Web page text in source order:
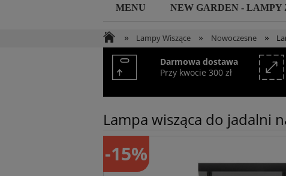
MENU NEW GARDEN - LAMPY
» Lampy Wiszące » Nowoczesne »
Darmowa dostawa
Przy kwocie 300 zł
Lampa wisząca do jadalni
-15%